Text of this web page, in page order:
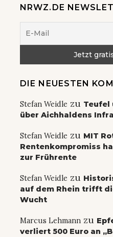
NRWZ.DE
DIE NEUESTEN
Stefan Weidle zu Teufel
über Aichhaldens
Stefan Weidle zu MIT
Rentenkompromiss
zur Frührente
Stefan Weidle zu
auf dem Rhein trifft
Wucht
Marcus Lehmann zu
verliert 500 Euro an